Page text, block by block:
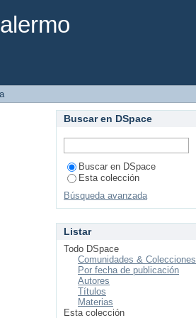
Buscar en DSpace
Buscar en DSpace
Esta colección
Búsqueda avanzada
Listar
Todo DSpace
Comunidades & Colecciones
Por fecha de publicación
Autores
Títulos
Materias
Esta colección